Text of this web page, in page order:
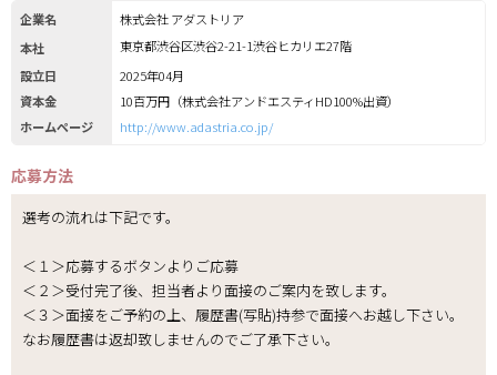
企業名
株式会社 アダストリア
本社
東京都渋谷区渋谷2-21-1渋谷ヒカリエ27階
設立日
2025年04月
資本金
10百万円（株式会社アンドエスティHD100%出資）
ホームページ
http://www.adastria.co.jp/
応募方法
選考の流れは下記です。
＜１＞応募するボタンよりご応募
＜２＞受付完了後、担当者より面接のご案内を致します。
＜３＞面接をご予約の上、履歴書(写貼)持参で面接へお越し下さい。
なお履歴書は返却致しませんのでご了承下さい｡